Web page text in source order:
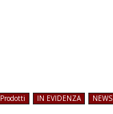
Prodotti IN EVIDENZA NEWS